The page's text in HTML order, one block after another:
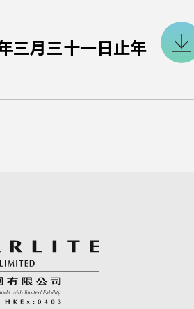
三月三十一日止年